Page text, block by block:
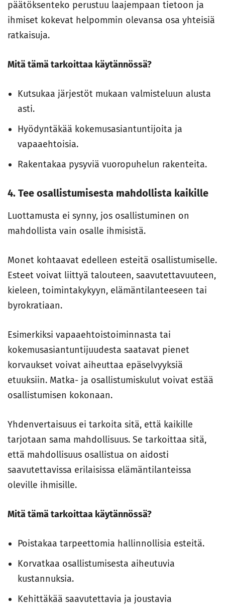
päätöksenteko perustuu laajempaan tietoon ja
ihmiset kokevat helpommin olevansa osa yhteisiä
ratkaisuja.
Mitä tämä tarkoittaa käytännössä?
Kutsukaa järjestöt mukaan valmisteluun alusta
asti.
Hyödyntäkää kokemusasiantuntijoita ja
vapaaehtoisia.
Rakentakaa pysyviä vuoropuhelun rakenteita.
4. Tee osallistumisesta mahdollista kaikille
Luottamusta ei synny, jos osallistuminen on
mahdollista vain osalle ihmisistä.
Monet kohtaavat edelleen esteitä osallistumiselle.
Esteet voivat liittyä talouteen, saavutettavuuteen,
kieleen, toimintakykyyn, elämäntilanteeseen tai
byrokratiaan.
Esimerkiksi vapaaehtoistoiminnasta tai
kokemusasiantuntijuudesta saatavat pienet
korvaukset voivat aiheuttaa epäselvyyksiä
etuuksiin. Matka- ja osallistumiskulut voivat estää
osallistumisen kokonaan.
Yhdenvertaisuus ei tarkoita sitä, että kaikille
tarjotaan sama mahdollisuus. Se tarkoittaa sitä,
että mahdollisuus osallistua on aidosti
saavutettavissa erilaisissa elämäntilanteissa
oleville ihmisille.
Mitä tämä tarkoittaa käytännössä?
Poistakaa tarpeettomia hallinnollisia esteitä.
Korvatkaa osallistumisesta aiheutuvia
kustannuksia.
Kehittäkää saavutettavia ja joustavia